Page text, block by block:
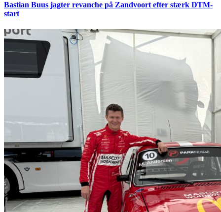
Bastian Buus jagter revanche på Zandvoort efter stærk DTM-
start